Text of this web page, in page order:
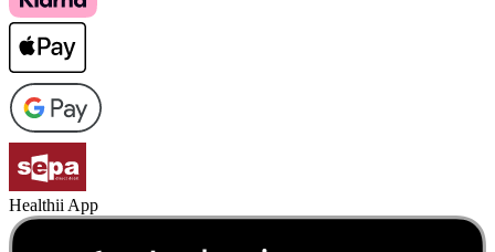
Healthii App